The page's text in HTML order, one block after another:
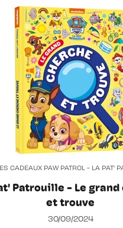
CADEAUX PAW PATROL - LA PAT'
Patrouille - Le grand
et trouve
30/09/2024